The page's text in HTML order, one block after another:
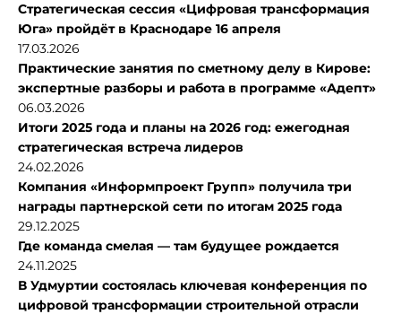
Стратегическая сессия «Цифровая трансформация
Юга» пройдёт в Краснодаре 16 апреля
17.03.2026
Практические занятия по сметному делу в Кирове:
экспертные разборы и работа в программе «Адепт»
06.03.2026
Итоги 2025 года и планы на 2026 год: ежегодная
стратегическая встреча лидеров
24.02.2026
Компания «Информпроект Групп» получила три
награды партнерской сети по итогам 2025 года
29.12.2025
Где команда смелая — там будущее рождается
24.11.2025
В Удмуртии состоялась ключевая конференция по
цифровой трансформации строительной отрасли